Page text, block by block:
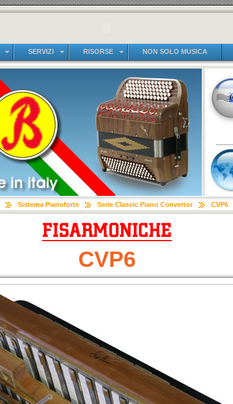
SERVIZI RISORSE NON SOLO MUSICA
Sistema Pianoforte Serie Classic Piano Convertor CVP6
CVP6